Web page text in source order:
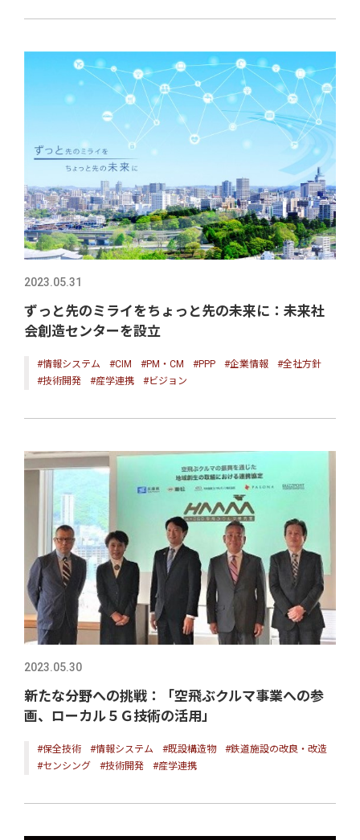
2023.05.31
ずっと先のミライをちょっと先の未来に：未来社
会創造センターを設立
#情報システム #CIM #PM・CM #PPP #企業情報
#全社方針
#技術開発
#産学連携 #ビジョン
2023.05.30
新たな分野への挑戦：「空飛ぶクルマ事業への参
画、ローカル５Ｇ技術の活用」
#保全技術 #情報システム #既設構造物
#鉄道施設の改良・改造
#センシング
#技術開発 #産学連携